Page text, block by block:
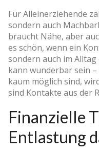
Für Alleinerziehende
sondern auch
braucht Nähe, aber
es schön, wenn ein
sondern auch im
kann wunderbar sein
kaum möglich sind,
sind Kontakte aus der
Finanzielle
Entlastung